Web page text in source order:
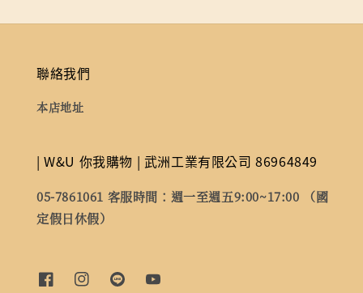
聯絡我們
本店地址
| W&U 你我購物 | 武洲工業有限公司 86964849
05-7861061 客服時間：週一至週五9:00~17:00 （國
定假日休假）